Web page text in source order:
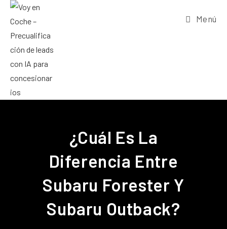
Menú
¿Cuál Es La
Diferencia Entre
Subaru Forester Y
Subaru Outback?